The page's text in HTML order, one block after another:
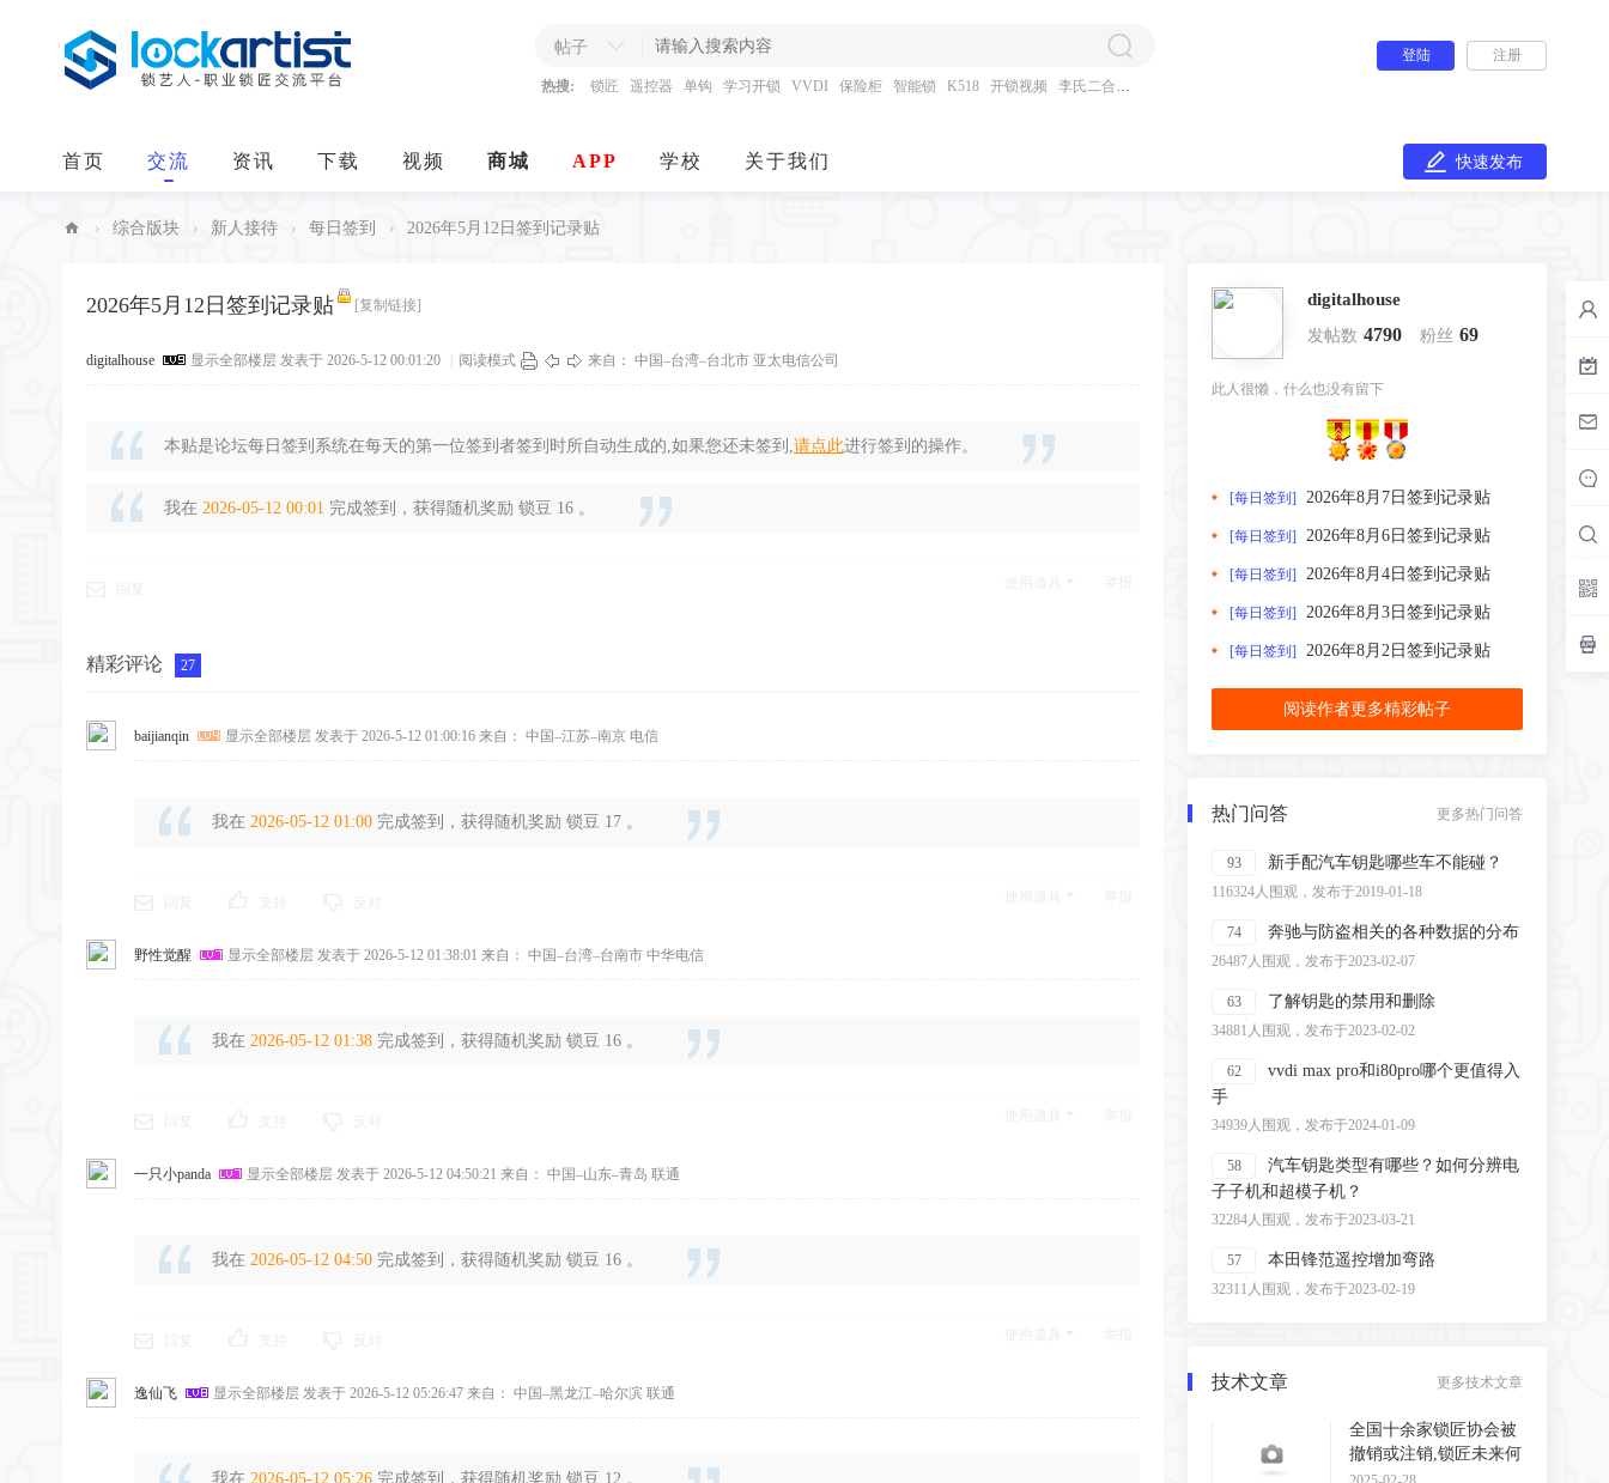
帖子
热搜: 锁匠 遥控器 单钩 学习开锁 VVDI 保险柜 智能锁 K518 开锁视频 李氏二合一
登陆 注册
首页 交流 资讯 下载 视频 商城 APP 学校 关于我们 快速发布
› 综合版块 › 新人接待 › 每日签到 › 2026年5月12日签到记录贴
digitalhouse
发帖数 4790 粉丝 69
此人很懒，什么也没有留下
[每日签到] 2026年8月7日签到记录贴
[每日签到] 2026年8月6日签到记录贴
[每日签到] 2026年8月4日签到记录贴
[每日签到] 2026年8月3日签到记录贴
[每日签到] 2026年8月2日签到记录贴
阅读作者更多精彩帖子
热门问答 更多热门问答
93 新手配汽车钥匙哪些车不能碰？
116324人围观，发布于2019-01-18
74 奔驰与防盗相关的各种数据的分布
26487人围观，发布于2023-02-07
63 了解钥匙的禁用和删除
34881人围观，发布于2023-02-02
62
vvdi max pro和i80pro哪个更值得入
手
34939人围观，发布于2024-01-09
58
汽车钥匙类型有哪些？如何分辨电
子子机和超模子机？
32284人围观，发布于2023-03-21
57 本田锋范遥控增加弯路
32311人围观，发布于2023-02-19
技术文章 更多技术文章
全国十余家锁匠协会被
撤销或注销,锁匠未来何
去何从?
2026年5月12日签到记录贴 [复制链接]
digitalhouse 显示全部楼层 发表于 2026-5-12 00:01:20 阅读模式 来自： 中国–台湾–台北市 亚太电信公司
本贴是论坛每日签到系统在每天的第一位签到者签到时所自动生成的,如果您还未签到,请点此进行签到的操作。
我在 2026-05-12 00:01 完成签到，获得随机奖励 锁豆 16 。
精彩评论 27
baijianqin 显示全部楼层 发表于 2026-5-12 01:00:16 来自： 中国–江苏–南京 电信
我在 2026-05-12 01:00 完成签到，获得随机奖励 锁豆 17 。
野性觉醒 显示全部楼层 发表于 2026-5-12 01:38:01 来自： 中国–台湾–台南市 中华电信
我在 2026-05-12 01:38 完成签到，获得随机奖励 锁豆 16 。
一只小panda 显示全部楼层 发表于 2026-5-12 04:50:21 来自： 中国–山东–青岛 联通
我在 2026-05-12 04:50 完成签到，获得随机奖励 锁豆 16 。
逸仙飞 显示全部楼层 发表于 2026-5-12 05:26:47 来自： 中国–黑龙江–哈尔滨 联通
我在 2026-05-12 05:26 完成签到，获得随机奖励 锁豆 12 。